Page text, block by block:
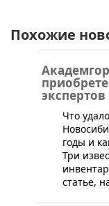
Похожие
экспертов
Что
годы и
Три
статье,